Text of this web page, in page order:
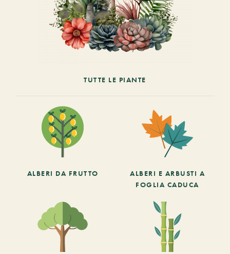
TUTTE LE PIANTE
ALBERI DA FRUTTO
ALBERI E ARBUSTI A
FOGLIA CADUCA